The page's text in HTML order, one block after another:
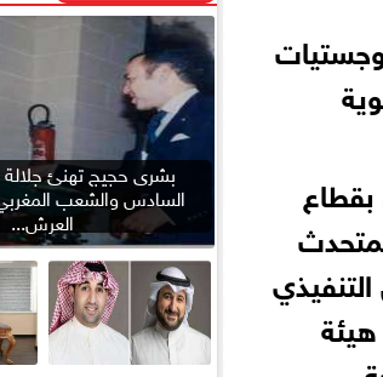
بشرى حجيج تهنئ
السادس والشعب
العرش...